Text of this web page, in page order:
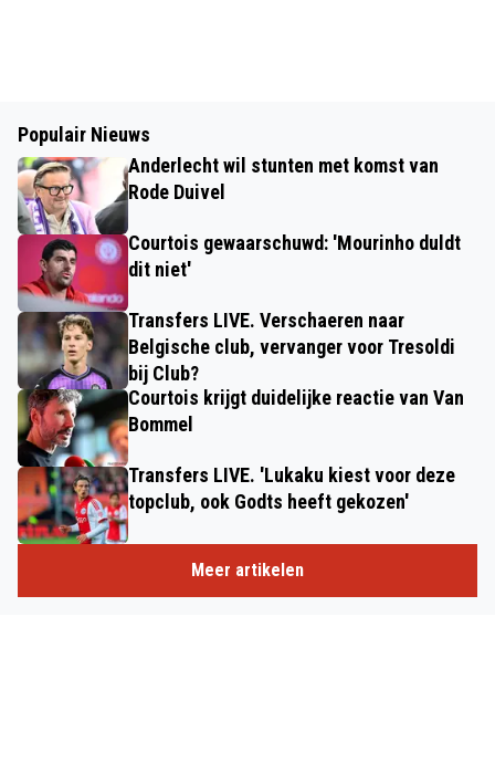
Populair Nieuws
Anderlecht wil stunten met komst van
Rode Duivel
Courtois gewaarschuwd: 'Mourinho duldt
dit niet'
Transfers LIVE. Verschaeren naar
Belgische club, vervanger voor Tresoldi
bij Club?
Courtois krijgt duidelijke reactie van Van
Bommel
Transfers LIVE. 'Lukaku kiest voor deze
topclub, ook Godts heeft gekozen'
Meer artikelen